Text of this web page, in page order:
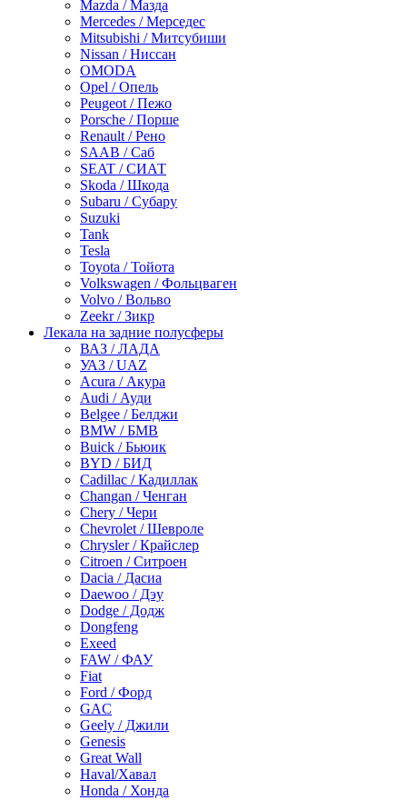
Mazda / Мазда
Mercedes / Мерседес
Mitsubishi / Митсубиши
Nissan / Ниссан
OMODA
Opel / Опель
Peugeot / Пежо
Porsche / Порше
Renault / Рено
SAAB / Саб
SEAT / СИАТ
Skoda / Шкода
Subaru / Субару
Suzuki
Tank
Tesla
Toyota / Тойота
Volkswagen / Фольцваген
Volvo / Вольво
Zeekr / Зикр
Лекала на задние полусферы
ВАЗ / ЛАДА
УАЗ / UAZ
Acura / Акура
Audi / Ауди
Belgee / Белджи
BMW / БМВ
Buick / Бьюик
BYD / БИД
Cadillac / Кадиллак
Changan / Ченган
Chery / Чери
Chevrolet / Шевроле
Chrysler / Крайслер
Citroen / Ситроен
Dacia / Дасиа
Daewoo / Дэу
Dodge / Додж
Dongfeng
Exeed
FAW / ФАУ
Fiat
Ford / Форд
GAC
Geely / Джили
Genesis
Great Wall
Haval/Хавал
Honda / Хонда